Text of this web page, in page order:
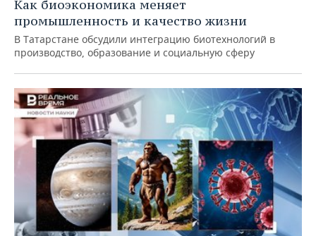
Как биоэкономика меняет
промышленность и качество жизни
В Татарстане обсудили интеграцию биотехнологий в
производство, образование и социальную сферу